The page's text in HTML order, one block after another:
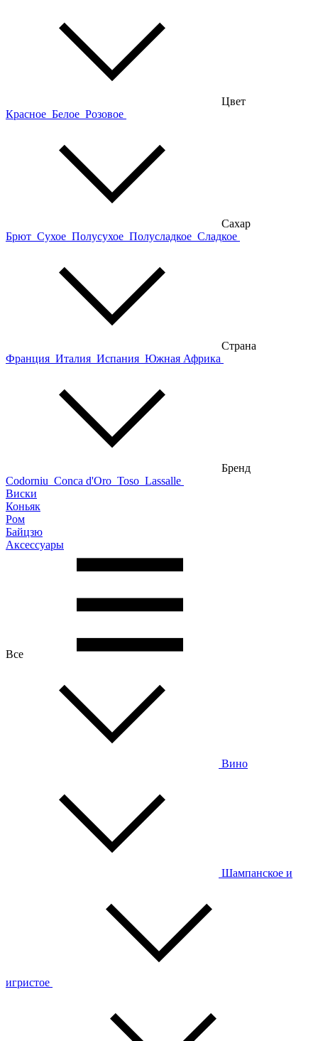
Цвет
Красное Белое Розовое
Сахар
Брют Сухое Полусухое Полусладкое Сладкое
Страна
Франция Италия Испания Южная Африка
Бренд
Codorniu Conca d'Oro Toso Lassalle
Виски
Коньяк
Ром
Байцзю
Аксессуары
Все
Вино
Шампанское и
игристое